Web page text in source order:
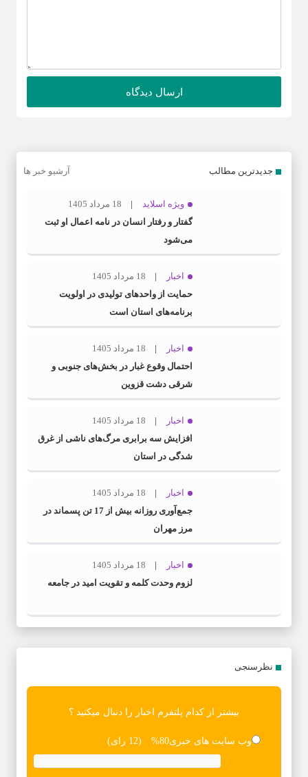
جدیدترین مطالب آرشیو خبر ها
ویژه اسلاید
18 مرداد 1405
گفتار و رفتار انسان در نامه اعمال او ثبت
می‌شود
اخبار
18 مرداد 1405
حمایت از واحدهای تولیدی در اولویت
برنامه‌های استان است
اخبار
18 مرداد 1405
احتمال وقوع غبار در بخش‌های جنوبی و
شرقی دشت قزوین
اخبار
18 مرداد 1405
افزایش سه برابری مرگ‌های ناشی از غرق
شدگی در استان
اخبار
18 مرداد 1405
جمع‌آوری روزانه بیش از 17 تن پسماند در
مرز مهران
اخبار
18 مرداد 1405
لزوم وحدت کلمه و تقویت امید در جامعه
نظرسنجی
بیشتر از کدام پلتفرم اخبار را دنبال میکنید ؟
وب سایت های خبری80% (12 رای)